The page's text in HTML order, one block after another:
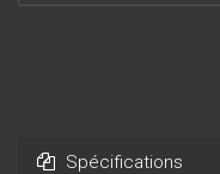
Spécifications